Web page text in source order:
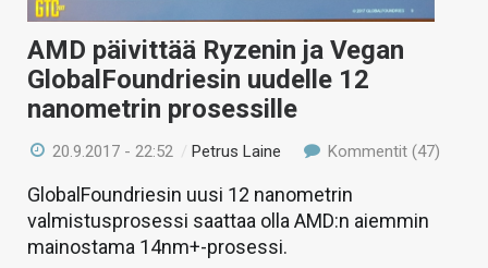
AMD päivittää Ryzenin ja Vegan
GlobalFoundriesin uudelle 12
nanometrin prosessille
20.9.2017 - 22:52 /Petrus Laine Kommentit (47)
GlobalFoundriesin uusi 12 nanometrin
valmistusprosessi saattaa olla AMD:n aiemmin
mainostama 14nm+-prosessi.